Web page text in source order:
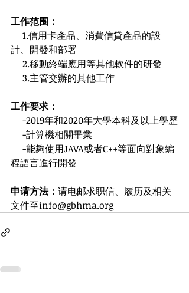
工作范围：
計、開發和部署
     2.移動終端應用等其他軟件的研發
     3.主管交辦的其他工作
工作要求：
     -2019年和2020年大學本科及以上學歷
     -計算機相關畢業
程語言進行開發
申请方法： 请电邮求职信、履历及相关
文件至info@gbhma.org